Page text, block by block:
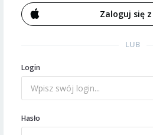
Zaloguj się
LUB
Login
Hasło